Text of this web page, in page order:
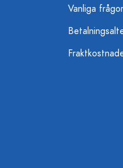
Vanliga